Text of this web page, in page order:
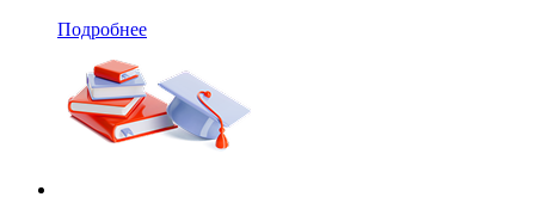
Подробнее